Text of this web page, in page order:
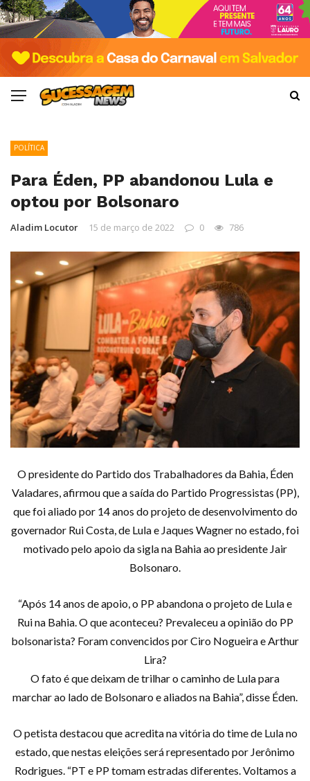
POLÍTICA
Para Éden, PP abandonou Lula e
optou por Bolsonaro
Aladim Locutor 15 de março de 2022 0 786
O presidente do Partido dos Trabalhadores da Bahia, Éden
Valadares, afirmou que a saída do Partido Progressistas (PP),
que foi aliado por 14 anos do projeto de desenvolvimento do
governador Rui Costa, de Lula e Jaques Wagner no estado, foi
motivado pelo apoio da sigla na Bahia ao presidente Jair
Bolsonaro.
“Após 14 anos de apoio, o PP abandona o projeto de Lula e
Rui na Bahia. O que aconteceu? Prevaleceu a opinião do PP
bolsonarista? Foram convencidos por Ciro Nogueira e Arthur
Lira?
O fato é que deixam de trilhar o caminho de Lula para
marchar ao lado de Bolsonaro e aliados na Bahia”, disse Éden.
O petista destacou que acredita na vitória do time de Lula no
estado, que nestas eleições será representado por Jerônimo
Rodrigues. “PT e PP tomam estradas diferentes. Voltamos a